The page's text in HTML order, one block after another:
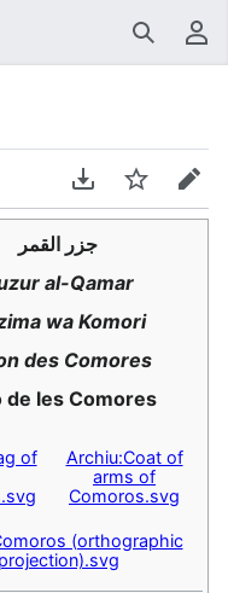
Buscar
Descarregar en
Vigilar
جزر القمر
al-Qamar
wa Komori
des Comores
de les Comores
of
Archiu:Coat of
arms of
Comoros.svg
(orthographic
projection).svg